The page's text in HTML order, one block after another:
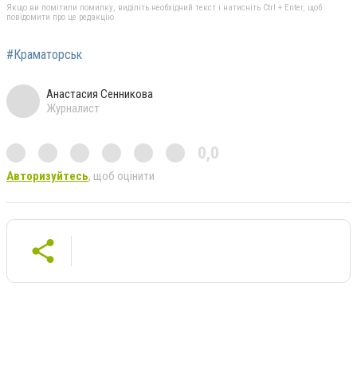
Якщо ви помітили помилку, виділіть необхідний текст і натисніть Ctrl + Enter, щоб
повідомити про це редакцію
#Краматорськ
Анастасия Сенникова
Журналист
0,0
Авторизуйтесь, щоб оцінити